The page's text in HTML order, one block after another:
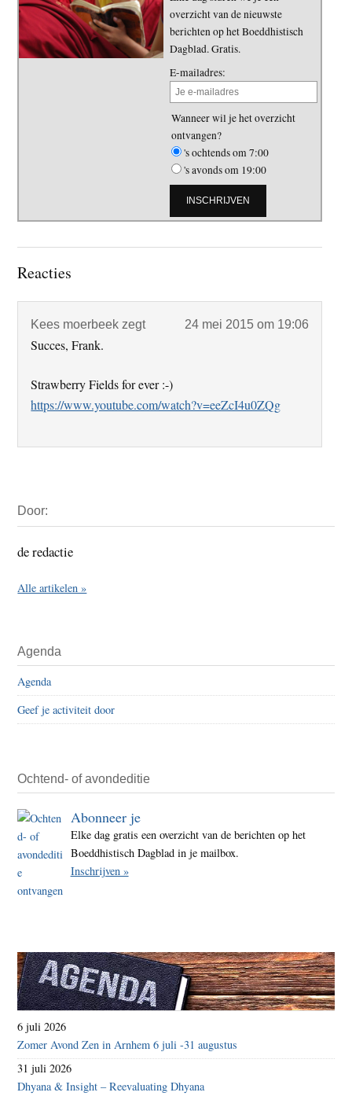
overzicht van de nieuwste
berichten op het Boeddhistisch
Dagblad. Gratis.
E-mailadres:
Wanneer wil je het overzicht
ontvangen?
's ochtends om 7:00
's avonds om 19:00
Lees
Reacties
Kees moerbeek zegt 24 mei 2015 om 19:06
Succes, Frank.
Strawberry Fields for ever :-)
https://www.youtube.com/watch?v=eeZcI4u0ZQg
Sidebar
Door:
de redactie
Alle artikelen »
Agenda
Agenda
Geef je activiteit door
Ochtend- of avondeditie
Abonneer je
Elke dag gratis een overzicht van de berichten op het
Boeddhistisch Dagblad in je mailbox.
Inschrijven »
6 juli 2026
Zomer Avond Zen in Arnhem 6 juli -31 augustus
31 juli 2026
Dhyana & Insight – Reevaluating Dhyana